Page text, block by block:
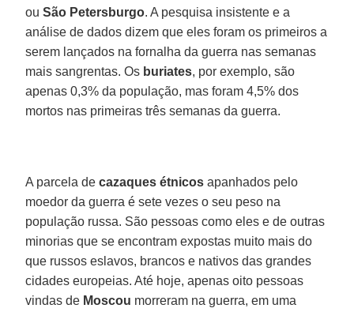
ouSão Petersburgo. A pesquisa insistente e a
análise de dados dizem que eles foram os primeiros a
serem lançados na fornalha da guerra nas semanas
mais sangrentas. Os buriates, por exemplo, são
apenas 0,3% da população, mas foram 4,5% dos
mortos nas primeiras três semanas da guerra.
A parcela decazaques étnicos apanhados pelo
moedor da guerra é sete vezes o seu peso na
população russa. São pessoas como eles e de outras
minorias que se encontram expostas muito mais do
que russos eslavos, brancos e nativos das grandes
cidades europeias. Até hoje, apenas oito pessoas
vindas de Moscou morreram na guerra, em uma